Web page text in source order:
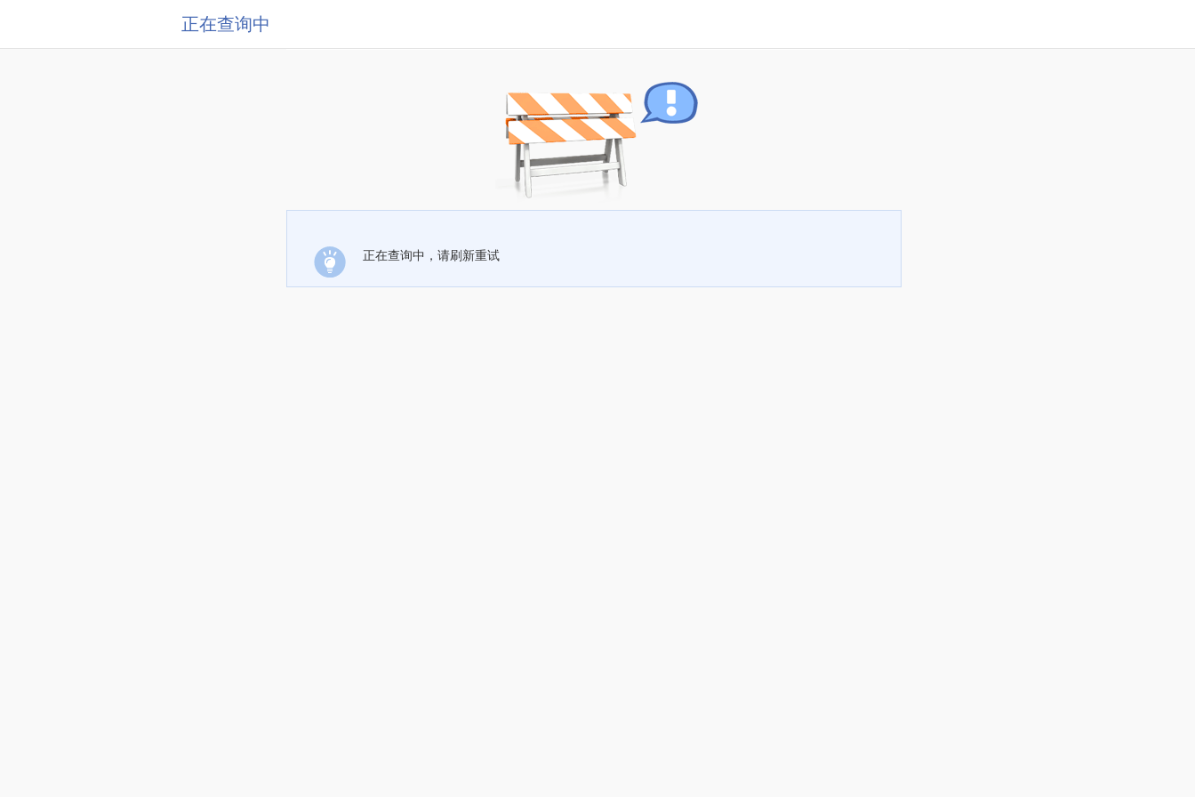
正在查询中
正在查询中，请刷新重试